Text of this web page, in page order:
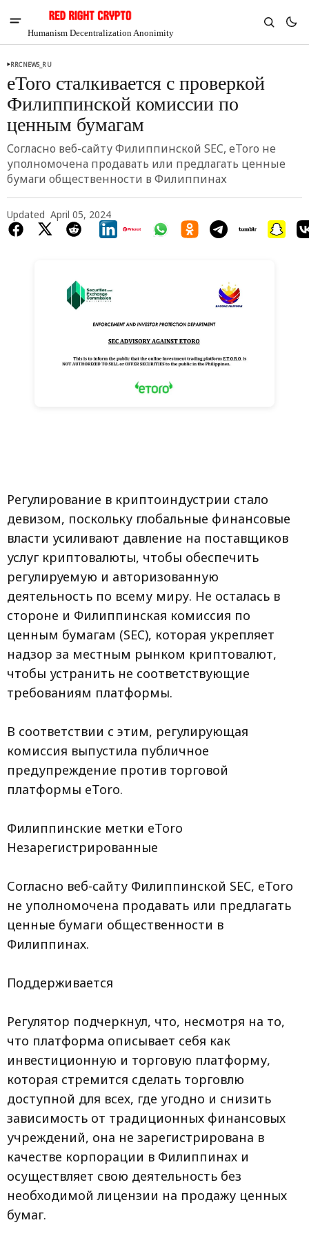
Humanism Decentralization Anonimity
-3.32%
RRCNEWS_RU
eToro сталкивается с проверкой
Филиппинской комиссии по
ценным бумагам
Согласно веб-сайту Филиппинской SEC, eToro не
уполномочена продавать или предлагать ценные
бумаги общественности в Филиппинах
Updated April 05, 2024
Регулирование в криптоиндустрии стало
девизом, поскольку глобальные финансовые
власти усиливают давление на поставщиков
услуг криптовалюты, чтобы обеспечить
регулируемую и авторизованную
деятельность по всему миру. Не осталась в
стороне и Филиппинская комиссия по
ценным бумагам (SEC), которая укрепляет
надзор за местным рынком криптовалют,
чтобы устранить не соответствующие
требованиям платформы.
В соответствии с этим, регулирующая
комиссия выпустила публичное
предупреждение против торговой
платформы eToro.
Филиппинские метки eToro
Незарегистрированные
Согласно веб-сайту Филиппинской SEC, eToro
не уполномочена продавать или предлагать
ценные бумаги общественности в
Филиппинах.
Поддерживается
Регулятор подчеркнул, что, несмотря на то,
что платформа описывает себя как
инвестиционную и торговую платформу,
которая стремится сделать торговлю
доступной для всех, где угодно и снизить
зависимость от традиционных финансовых
учреждений, она не зарегистрирована в
качестве корпорации в Филиппинах и
осуществляет свою деятельность без
необходимой лицензии на продажу ценных
бумаг.